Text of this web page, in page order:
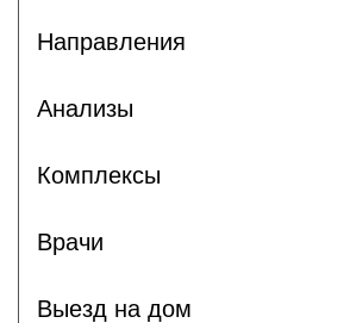
Направления
Анализы
Комплексы
Врачи
Выезд на дом